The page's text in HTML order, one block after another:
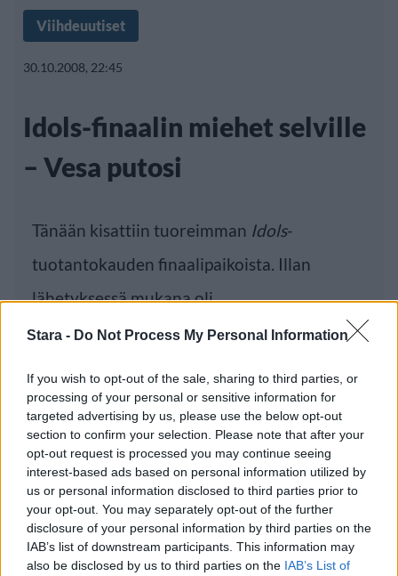
Stara - Do Not Process My Personal Information
If you wish to opt-out of the sale, sharing to third parties, or
processing of your personal or sensitive information for
targeted advertising by us, please use the below opt-out
section to confirm your selection. Please note that after your
opt-out request is processed you may continue seeing
interest-based ads based on personal information utilized by
us or personal information disclosed to third parties prior to
your opt-out. You may separately opt-out of the further
disclosure of your personal information by third parties on the
IAB’s list of downstream participants. This information may
also be disclosed by us to third parties on the IAB’s List of
Viihdeuutiset
30.10.2008, 22:45
Idols-finaalin miehet selville
– Vesa putosi
Tänään kisattiin tuoreimman Idols-
tuotantokauden finaalipaikoista. Illan
lähetyksessä mukana oli
Luetuimmat
PÄIVÄ VIIKKO KUUKAUSI
Leskeneläke ei kuulu kaikille – Kela
muistuttaa tärkeästä ikärajasta
Työnantaja ei hyväksynyt etälääkärin
sairauslomatodistuksia – neljälle ei
maksettu sairausajan palkkaa